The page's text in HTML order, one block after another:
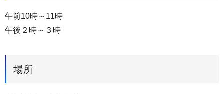
午前10時～11時
午後２時～３時
場所